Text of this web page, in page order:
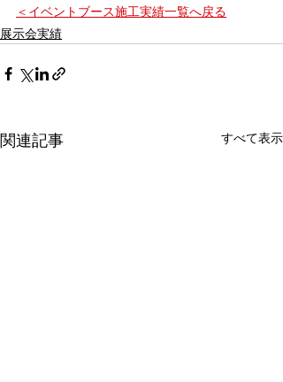
＜イベントブース施工実績一覧へ戻る
展示会実績
関連記事 すべて表示